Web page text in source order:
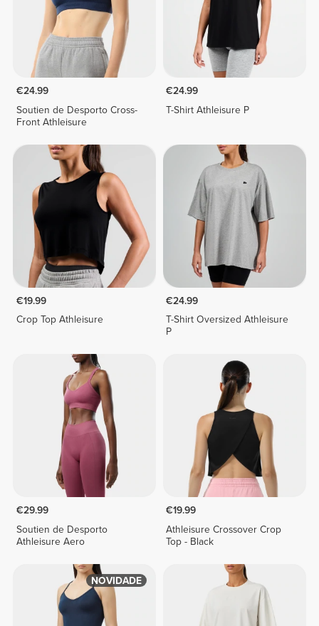
€24.99
Soutien de Desporto Cross-
Front Athleisure
€24.99
T-Shirt Athleisure P
€19.99
Crop Top Athleisure
€24.99
T-Shirt Oversized Athleisure
P
€29.99
Soutien de Desporto
Athleisure Aero
€19.99
Athleisure Crossover Crop
Top - Black
NOVIDADE